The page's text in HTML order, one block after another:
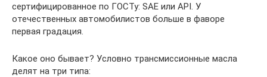
сертифицированное по ГОСТу: SAE или API. У
отечественных автомобилистов больше в фаворе
первая градация.
Какое оно бывает? Условно трансмиссионные масла
делят на три типа: